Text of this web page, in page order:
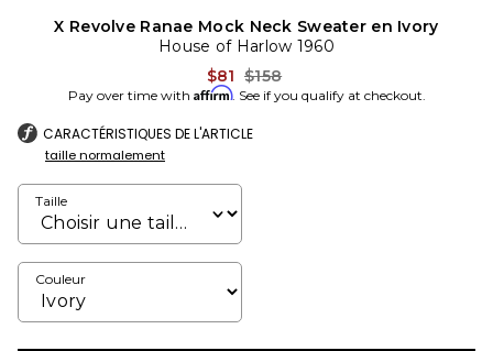
X Revolve Ranae Mock Neck Sweater en Ivory
House of Harlow 1960
$81 Previous price:
$158
Pay over time with Affirm. See if you qualify at checkout.
CARACTÉRISTIQUES DE L'ARTICLE
taille normalement
Taille
Couleur